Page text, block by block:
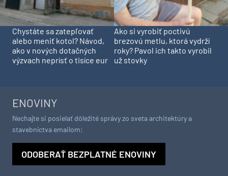
Chystáte sa zatepľovať
alebo meniť kotol? Návod,
ako v nových dotačných
výzvach neprísť o tisíce eur
Ako si vyrobiť poctivú
brezovú metlu, ktorá vydrží
roky? Pavol ich takto vyrobil
už stovky
ENOVINY
Nechajte si posielať dôležité správy zo sveta architektúry a
stavebníctva emailom:
ODOBERAŤ BEZPLATNÉ ENOVINY